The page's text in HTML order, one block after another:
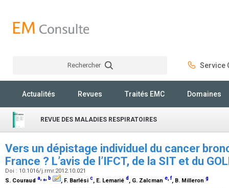
Rechercher Service
Actualités Revues Traités EMC Domaines
REVUE DES MALADIES RESPIRATOIRES
Vers un dépistage individuel du cancer
France ? L’avis de l’IFCT, de la SIT et du
Doi : 10.1016/j.rmr.2012.10.021
S. Couraud a,⁎, b , F. Barlési c, E. Lemarié d , G. Zalcman e,f, B. Milleron g